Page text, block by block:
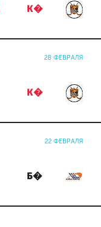
К�
28 ФЕВРАЛЯ
К�
22 ФЕВРАЛЯ
Б�